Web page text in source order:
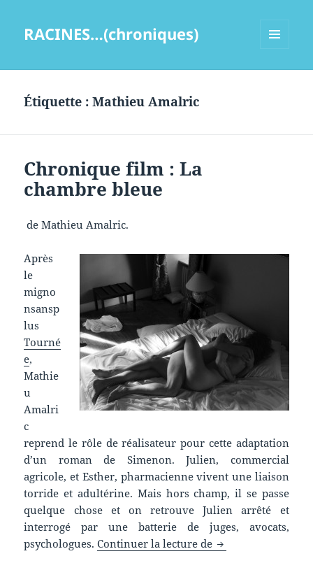
RACINES…(chroniques)
Étiquette :Mathieu Amalric
Chronique film : La
chambre bleue
de Mathieu Amalric.
Après
le
migno
nsansp
lus
Tourné
e,
Mathie
u
Amalri
c
reprend le rôle de réalisateur pour cette adaptation
d’un roman de Simenon. Julien, commercial
agricole, et Esther, pharmacienne vivent une liaison
torride et adultérine. Mais hors champ, il se passe
quelque chose et on retrouve Julien arrêté et
interrogé par une batterie de juges, avocats,
psychologues.Continuer la lecture de Chronique film :